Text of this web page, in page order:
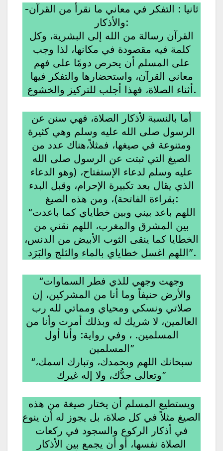
-ثانيا : التفكر في معاني ما نقرأ من القرآن
والأذكار:
القرآن رسالة من الله إلى البشرية، وكل
كلمة فيه مقصودة في مكانها، لذا وجب
على المسلم أن يحرص دومًا على فهم
معاني القرآن، واستحضارها والتفكر فيها
أثناء الصلاة، فهذا أجلب للتركيز والخشوع.
أما بالنسبة لأذكار الصلاة، فهي سنن عن
الرسول صلى الله عليه وسلم وهي كثيرة
ومتنوعة في صيغها، فمثلاً،هناك عدد من
الصيغ التي ثبتت عن الرسول صلى الله
عليه وسلم لدعاء الإستفتاح، (وهو الدعاء
الذي يقال بعد تكبيرة الإحرام، وقبل البدء
بقراءة الفاتحة)، ومن هذه الصيغ:
“اللهم باعد بيني وبين خطاياي كما باعدت
بين المشرق والمغرب، اللهم نقني من
الخطايا كما ينقى الثوب الأبيض من الدنس،
اللهم اغسل خطاياي بالماء والثلج والبَرَد”.
“وجهت وجهي للذي فطر السماوات
والأرض حنيفاً وما أنا من المشركين، إن
صلاتي ونسكي ومحياي ومماتي لله رب
العالمين، لا شريك له وبذلك أمرت وأنا من
المسلمين. ، وفي رواية: وأنا أول
المسلمين”
“سبحانك اللهم وبحمدك، وتبارك اسمك،
وتعالى جدُّك، ولا إله غيرك”
ويستطيع المسلم أن يختار صيغة من هذه
الصيغ مثلاً في كل صلاة، بل يجوز له أن ينوع
في أذكار الركوع والسجود في ركعات
الصلاة نفسها، أو أن يجمع بين الأذكار